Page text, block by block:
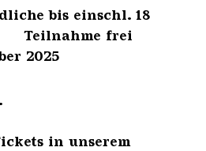
bis einschl. 18
frei
2025
in unserem